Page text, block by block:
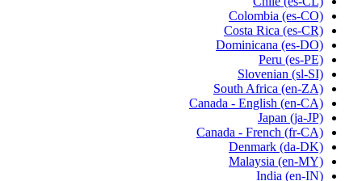
Colombia (es-CO)
Costa Rica (es-CR)
Dominicana (es-DO)
Peru (es-PE)
Slovenian (sl-SI)
South Africa (en-ZA)
Canada - English (en-CA)
Japan (ja-JP)
Canada - French (fr-CA)
Denmark (da-DK)
Malaysia (en-MY)
India (en-IN)